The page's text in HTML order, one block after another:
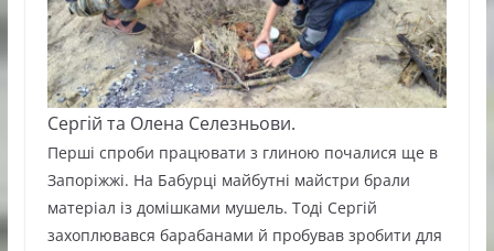
Сергій та Олена Селезньови.
Перші спроби працювати з глиною почалися ще в
Запоріжжі. На Бабурці майбутні майстри брали
матеріал із домішками мушель. Тоді Сергій
захоплювався барабанами й пробував зробити для